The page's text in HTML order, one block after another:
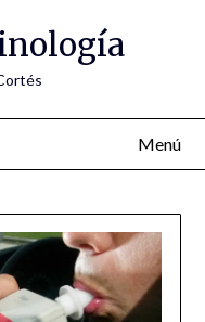
Menú